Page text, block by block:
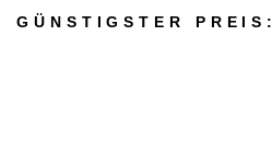
GÜNSTIGSTER PREIS: